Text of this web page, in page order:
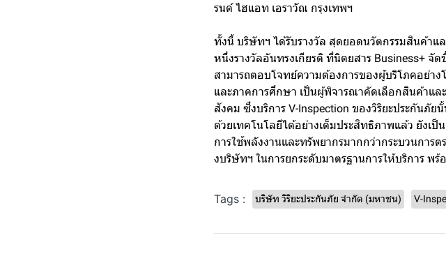
รนด์ ไฮแอท เอราวัณ กรุงเทพฯ
ทั้งนี้ บริษัทฯ ได้รับรางวัล สุดยอดนวัตกรรมสินค้าแ
หนึ่งรางวัลอันทรงเกียรติ ที่นิตยสาร Business+
สามารถตอบโจทย์ความต้องการของผู้บริโภคอย่า
และภาคการศึกษา เป็นผู้พิจารณาคัดเลือกสินค้าแ
สังคม ซึ่งบริการ V-Inspection ของวิริยะประกันภั
ด้วยเทคโนโลยีได้อย่างเต็มประสิทธิภาพแล้ว ยังเ
การใช้พลังงานและทรัพยากรมากกว่ากระบวนการ
งบริษัทฯ ในการยกระดับมาตรฐานการให้บริการ
Tags : บริษัท วิริยะประกันภัย จำกัด (มหาชน) V-